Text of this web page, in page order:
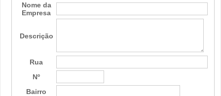
Nome da
Empresa
Descrição
Rua
Nº
Bairro